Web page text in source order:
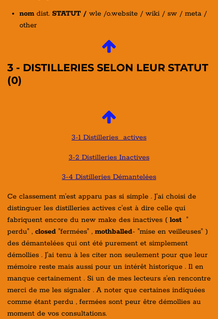
nom dist. STATUT / wle /o.website / wiki / sw / meta /
other
3 - DISTILLERIES SELON LEUR STATUT
(0)
3-1 Distilleries actives
3-2 Distilleries Inactives
3-4 Distilleries Démantelées
Ce classement m'est apparu pas si simple . J'ai choisi de
distinguer les distilleries actives c'est à dire celle qui
fabriquent encore du new make des inactives ( lost "
perdu" , closed "fermées" , mothballed- "mise en veilleuses" )
des démantelées qui ont été purement et simplement
démollies . J'ai tenu à les citer non seulement pour que leur
mémoire reste mais aussi pour un intérêt historique . Il en
manque certainement . Si un de mes lecteurs s'en rencontre
merci de me les signaler . A noter que certaines indiquées
comme étant perdu , fermées sont peur être démollies au
moment de vos consultations.